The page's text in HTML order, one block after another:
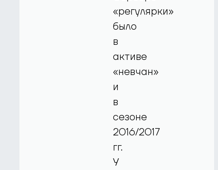
«регулярки»
было
в
активе
«невчан»
и
в
сезоне
2016/2017
гг.
У